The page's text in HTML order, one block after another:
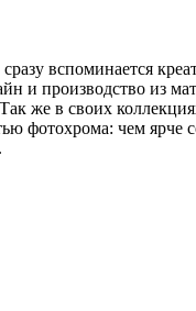
вспоминается
и производство из
же в своих
фотохрома: чем ярче